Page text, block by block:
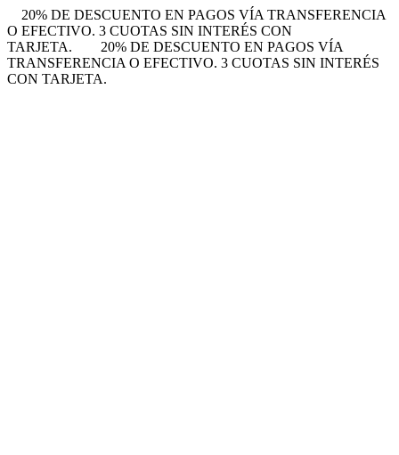
20% DE DESCUENTO EN PAGOS VÍA TRANSFERENCIA
O EFECTIVO. 3 CUOTAS SIN INTERÉS CON
TARJETA.
20% DE DESCUENTO EN PAGOS VÍA
TRANSFERENCIA O EFECTIVO. 3 CUOTAS SIN INTERÉS
CON TARJETA.